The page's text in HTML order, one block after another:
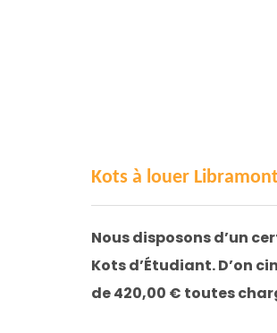
Kots à louer Libramont
Nous disposons d’un
Kots d’Étudiant. D’on
de 420,00 € toutes